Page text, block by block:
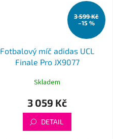
3 599 Kč
–15 %
Fotbalový míč adidas UCL
Finale Pro JX9077
Skladem
3 059 Kč
DETAIL